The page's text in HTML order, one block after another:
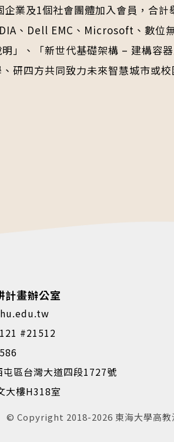
業及1個社會團體加入會員，合
、Dell EMC、Microsoft、數
」、「新世代基礎架構 – 建構
研四方共同致力未來智慧城市或
計畫辦公室
#21512
區台灣大道四段1727號
大樓H318室
© Copyright 2018-2026 東海大學高教